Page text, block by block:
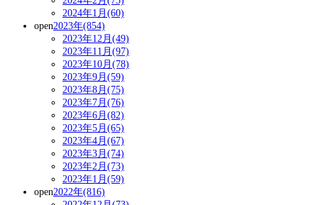
2024年1月(60)
open2023年(854)
2023年12月(49)
2023年11月(97)
2023年10月(78)
2023年9月(59)
2023年8月(75)
2023年7月(76)
2023年6月(82)
2023年5月(65)
2023年4月(67)
2023年3月(74)
2023年2月(73)
2023年1月(59)
open2022年(816)